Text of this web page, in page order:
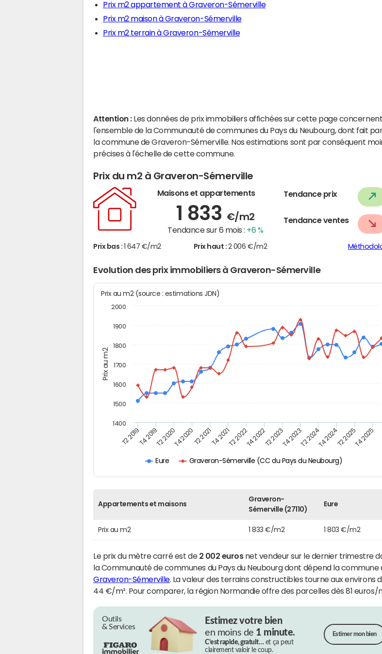
Prix m2 appartement à Graveron-Sémerville
Prix m2 maison à Graveron-Sémerville
Prix m2 terrain à Graveron-Sémerville
Attention : Les données de prix immobiliers affichées sur cette page concernent
l'ensemble de la Communauté de communes du Pays du Neubourg, dont fait
la commune de Graveron-Sémerville. Nos estimations sont par conséquent
précises à l'échelle de cette commune.
Prix du m2 à Graveron-Sémerville
Maisons et appartements
1 833 €/m2
Tendance sur 6 mois : +6 %
Tendance prix
Tendance ventes
Prix bas : 1 647 €/m2 Prix haut : 2 006 €/m2
Evolution des prix immobiliers à Graveron-Sémerville
Prix au m2
Prix au m2 (source : estimations JDN)
Eure Graveron-Sémerville (CC du Pays du Neubourg)
T2 2019T4 2019T2 2020T4 2020T2 2021T4 2021T2 2022T4 2022T2 2023T4 2023T2 2024T4 2024T2 2025T4 2025
1400
1500
1600
1700
1800
1900
2000
Appartements et maisons
Graveron-
Sémerville (27110)
Eure
Prix au m2 1 833 €/m2 1 803 €/m2
Le prix du mètre carré est de 2 002 eurosnet vendeur sur le dernier trimestre
la Communauté de communes du Pays du Neubourg dont dépend la commune
Graveron-Sémerville. La valeur des terrains constructibles tourne aux environs
44 €/m². Pour comparer, la région Normandie offre des parcelles dès 81 euros/
Outils
& Services
Estimez votre bien
en moins de 1 minute.
C’est rapide, gratuit…et ça peut
clairement valoir le coup.
Estimer mon bien